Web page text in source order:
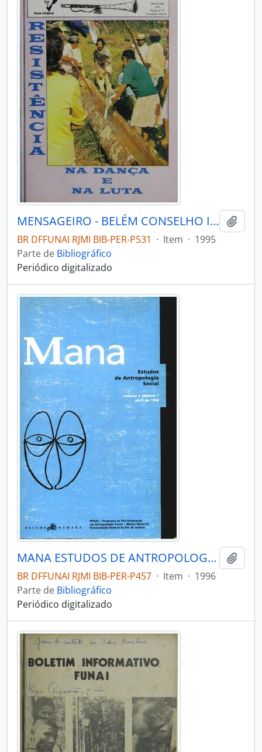
MENSAGEIRO - BELÉM CONSELHO INDIGENISTA MISSIONÁRIO - 1995 - Nº92
BR DFFUNAI RJMI BIB-PER-P531 · Item · 1995
Parte de Bibliográfico
Periódico digitalizado
MANA ESTUDOS DE ANTROPOLOGIA SOCIAL - RIO DE JANEIRO UFRJ MUSEU NACIONAL - 1996- Nº02 - 01
BR DFFUNAI RJMI BIB-PER-P457 · Item · 1996
Parte de Bibliográfico
Periódico digitalizado